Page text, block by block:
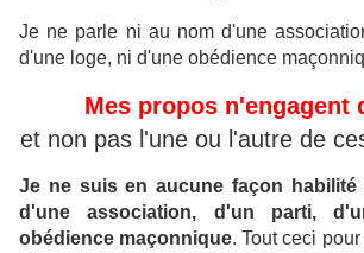
Je ne parle ni au nom d'une
d'une loge, ni d'une obédience
Mes propos n'engagent
et non pas l'une ou l'autre de
Je ne suis en aucune façon
d'une association, d'un parti,
obédience maçonnique.Tout ceci